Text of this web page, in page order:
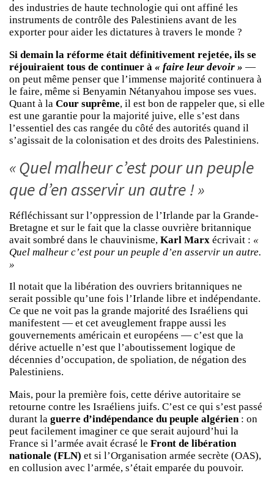
des industries de haute technologie qui ont affiné les
instruments de contrôle des Palestiniens avant de les
exporter pour aider les dictatures à travers le monde ?
Si demain la réforme était définitivement rejetée, ils se
réjouiraient tous de continuer à « faire leur devoir » —
on peut même penser que l’immense majorité continuera à
le faire, même si Benyamin Nétanyahou impose ses vues.
Quant à la Cour suprême, il est bon de rappeler que, si elle
est une garantie pour la majorité juive, elle s’est dans
l’essentiel des cas rangée du côté des autorités quand il
s’agissait de la colonisation et des droits des Palestiniens.
« Quel malheur c’est pour un peuple
que d’en asservir un autre ! »
Réfléchissant sur l’oppression de l’Irlande par la Grande-
Bretagne et sur le fait que la classe ouvrière britannique
avait sombré dans le chauvinisme, Karl Marx écrivait : «
Quel malheur c’est pour un peuple d’en asservir un autre.
»
Il notait que la libération des ouvriers britanniques ne
serait possible qu’une fois l’Irlande libre et indépendante.
Ce que ne voit pas la grande majorité des Israéliens qui
manifestent — et cet aveuglement frappe aussi les
gouvernements américain et européens — c’est que la
dérive actuelle n’est que l’aboutissement logique de
décennies d’occupation, de spoliation, de négation des
Palestiniens.
Mais, pour la première fois, cette dérive autoritaire se
retourne contre les Israéliens juifs. C’est ce qui s’est passé
durant la guerre d’indépendance du peuple algérien: on
peut facilement imaginer ce que serait aujourd’hui la
France si l’armée avait écrasé le Front de libération
nationale (FLN) et si l’Organisation armée secrète (OAS),
en collusion avec l’armée, s’était emparée du pouvoir.